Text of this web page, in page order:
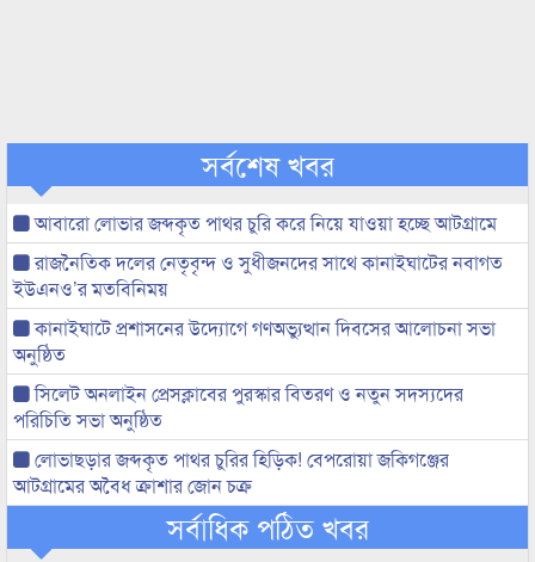
সর্বশেষ খবর
আবারো লোভার জব্দকৃত পাথর চুরি করে নিয়ে যাওয়া হচ্ছে আটগ্রামে
রাজনৈতিক দলের নেতৃবৃন্দ ও সুধীজনদের সাথে কানাইঘাটের নবাগত
ইউএনও’র মতবিনিময়
কানাইঘাটে প্রশাসনের উদ্যোগে গণঅভ্যুত্থান দিবসের আলোচনা সভা
অনুষ্ঠিত
সিলেট অনলাইন প্রেসক্লাবের পুরস্কার বিতরণ ও নতুন সদস্যদের
পরিচিতি সভা অনুষ্ঠিত
লোভাছড়ার জব্দকৃত পাথর চুরির হিড়িক! বেপরোয়া জকিগঞ্জের
আটগ্রামের অবৈধ ক্রাশার জোন চক্র
সর্বাধিক পঠিত খবর